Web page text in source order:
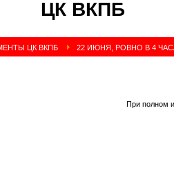
ЦК ВКПБ
ЦК ВКПБ 22 ИЮНЯ, РОВНО В 4
При полном